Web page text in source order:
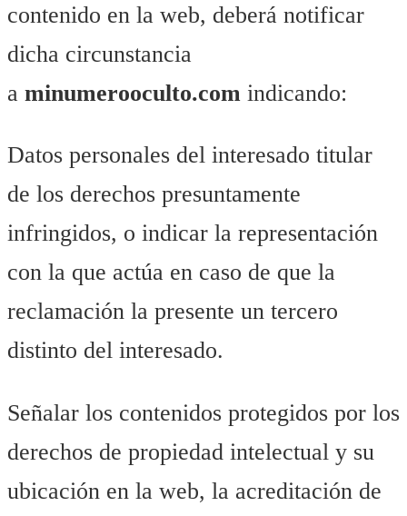
contenido en la web, deberá notificar
dicha circunstancia
a minumerooculto.com indicando:
Datos personales del interesado titular
de los derechos presuntamente
infringidos, o indicar la representación
con la que actúa en caso de que la
reclamación la presente un tercero
distinto del interesado.
Señalar los contenidos protegidos por los
derechos de propiedad intelectual y su
ubicación en la web, la acreditación de